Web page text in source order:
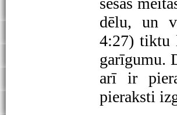
dēlu, un
4:27) tiktu
garīgumu.
arī ir
pieraksti